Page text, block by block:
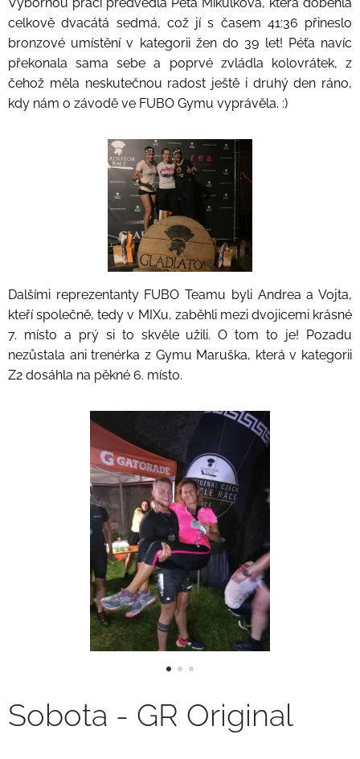
celkově dvacátá sedmá, což jí s časem 41:36 přineslo
bronzové umístění v kategorii žen do 39 let! Péťa navíc
překonala sama sebe a poprvé zvládla kolovrátek, z
čehož měla neskutečnou radost ještě i druhý den ráno,
kdy nám o závodě ve FUBO Gymu vyprávěla. :)
Dalšími reprezentanty FUBO Teamu byli Andrea a Vojta,
kteří společně, tedy v MIXu, zaběhli mezi dvojicemi krásné
7. místo a prý si to skvěle užili. O tom to je! Pozadu
nezůstala ani trenérka z Gymu Maruška, která v kategorii
Z2 dosáhla na pěkné 6. místo.
Sobota - GR Original